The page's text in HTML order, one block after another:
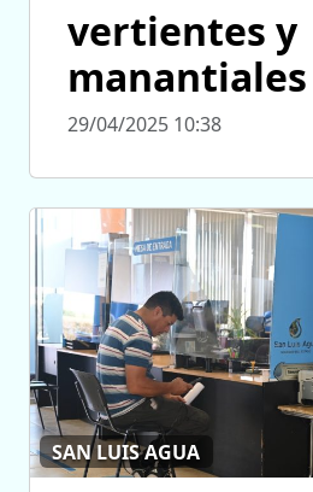
vertientes y
manantiales
29/04/2025 10:38
SAN LUIS AGUA